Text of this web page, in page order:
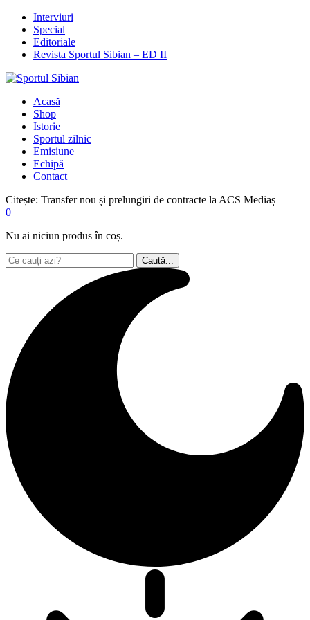
Interviuri
Special
Editoriale
Revista Sportul Sibian – ED II
Acasă
Shop
Istorie
Sportul zilnic
Emisiune
Echipă
Contact
Citește: Transfer nou și prelungiri de contracte la ACS Mediaș
0
Nu ai niciun produs în coș.